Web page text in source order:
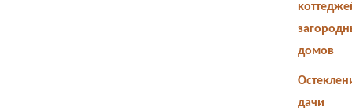
домов
дачи